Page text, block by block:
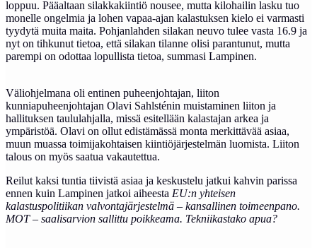
loppuu. Pääaltaan silakkakiintiö nousee, mutta kilohailin lasku tuo
monelle ongelmia ja lohen vapaa-ajan kalastuksen kielo ei varmasti
tyydytä muita maita. Pohjanlahden silakan neuvo tulee vasta 16.9 ja
nyt on tihkunut tietoa, että silakan tilanne olisi parantunut, mutta
parempi on odottaa lopullista tietoa, summasi Lampinen.
Väliohjelmana oli entinen puheenjohtajan, liiton
kunniapuheenjohtajan Olavi Sahlsténin muistaminen liiton ja
hallituksen taululahjalla, missä esitellään kalastajan arkea ja
ympäristöä. Olavi on ollut edistämässä monta merkittävää asiaa,
muun muassa toimijakohtaisen kiintiöjärjestelmän luomista. Liiton
talous on myös saatua vakautettua.
Reilut kaksi tuntia tiivistä asiaa ja keskustelu jatkui kahvin parissa
ennen kuin Lampinen jatkoi aiheesta EU:n yhteisen
kalastuspolitiikan valvontajärjestelmä – kansallinen toimeenpano.
MOT – saalisarvion sallittu poikkeama. Tekniikastako apua?